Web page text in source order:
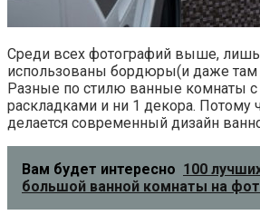
Среди всех фотографий выше,
использованы бордюры(и даже там
Разные по стилю ванные комнаты
раскладками и ни 1 декора. Потому
делается современный дизайн
Вам будет интересно 100
большой ванной комнаты на